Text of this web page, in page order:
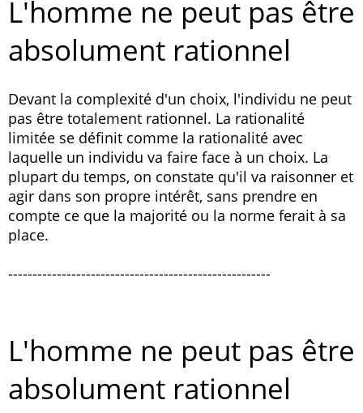
L'homme ne peut pas être
absolument rationnel
Devant la complexité d'un choix, l'individu ne peut
pas être totalement rationnel. La rationalité
limitée se définit comme la rationalité avec
laquelle un individu va faire face à un choix. La
plupart du temps, on constate qu'il va raisonner et
agir dans son propre intérêt, sans prendre en
compte ce que la majorité ou la norme ferait à sa
place.
------------------------------------------------------
L'homme ne peut pas être
absolument rationnel